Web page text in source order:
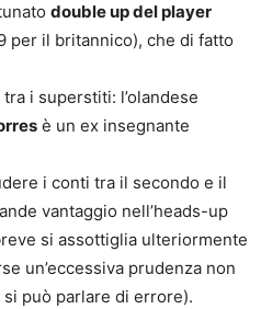
double up del player
per il britannico), che di fatto
i superstiti: l’olandese
è un ex insegnante
i conti tra il secondo e il
vantaggio nell’heads-up
si assottiglia ulteriormente
un’eccessiva prudenza non
può parlare di errore).